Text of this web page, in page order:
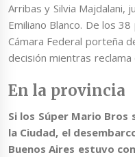
Arribas y Silvia Majdalani,
Emiliano Blanco. De los
Cámara Federal porteña
decisión mientras reclama
En la provincia
Si los Súper Mario
la Ciudad, el
Buenos Aires estuvo